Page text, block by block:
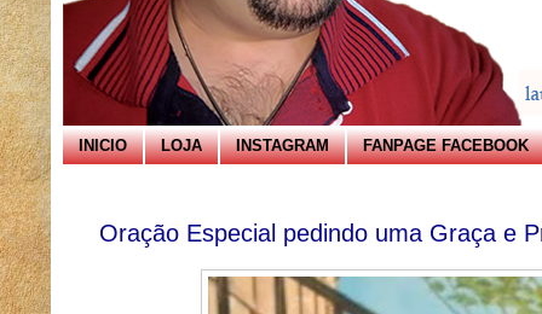
INICIO LOJA INSTAGRAM FANPAGE FACEBOOK
Oração Especial pedindo uma Graça e